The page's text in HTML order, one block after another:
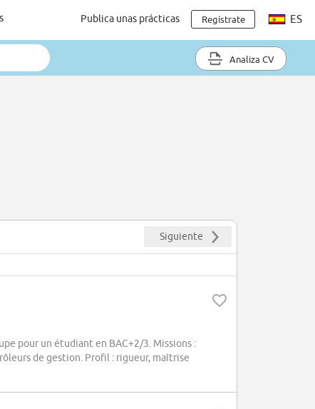
Publica unas prácticas Regístrate ES
Analiza CV
Siguiente
pour un étudiant en BAC+2/3. Missions :
de gestion. Profil : rigueur, maîtrise